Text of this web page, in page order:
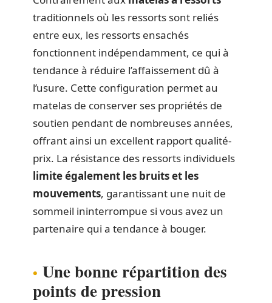
traditionnels où les ressorts sont reliés
entre eux, les ressorts ensachés
fonctionnent indépendamment, ce qui à
tendance à réduire l’affaissement dû à
l’usure. Cette configuration permet au
matelas de conserver ses propriétés de
soutien pendant de nombreuses années,
offrant ainsi un excellent rapport qualité-
prix. La résistance des ressorts individuels
limite également les bruits et les
mouvements, garantissant une nuit de
sommeil ininterrompue si vous avez un
partenaire qui a tendance à bouger.
Une bonne répartition des
points de pression